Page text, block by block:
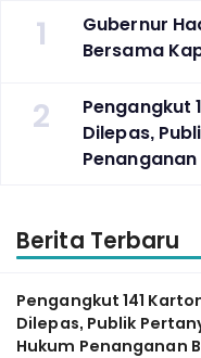
1
Gubernur
Bersama
2
Pengangkut
Dilepas,
Berita Terbaru
Pengangkut 141
Dilepas, Publik
Hukum Penanganan